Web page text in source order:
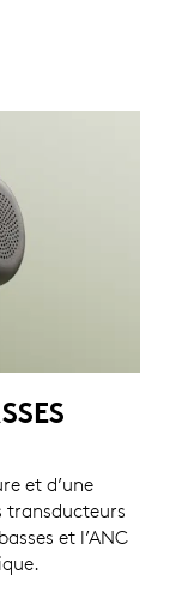
et d’une
transducteurs
et l’ANC